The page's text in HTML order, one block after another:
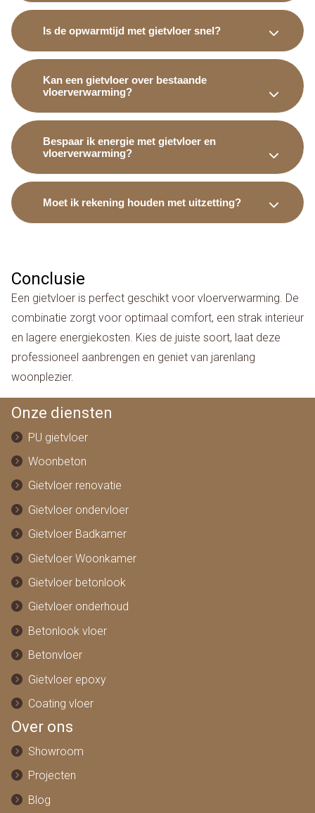
Is de opwarmtijd met gietvloer snel?
Kan een gietvloer over bestaande
vloerverwarming?
Bespaar ik energie met gietvloer en
vloerverwarming?
Moet ik rekening houden met uitzetting?
Conclusie
Een gietvloer is perfect geschikt voor vloerverwarming. De
combinatie zorgt voor optimaal comfort, een strak interieur
en lagere energiekosten. Kies de juiste soort, laat deze
professioneel aanbrengen en geniet van jarenlang
woonplezier.
Onze diensten
PU gietvloer
Woonbeton
Gietvloer renovatie
Gietvloer ondervloer
Gietvloer Badkamer
Gietvloer Woonkamer
Gietvloer betonlook
Gietvloer onderhoud
Betonlook vloer
Betonvloer
Gietvloer epoxy
Coating vloer
Over ons
Showroom
Projecten
Blog